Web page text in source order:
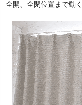
全開、全閉位置まで動